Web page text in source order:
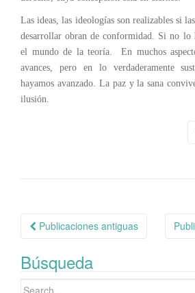
Las ideas, las ideologías son realizables si
desarrollar obran de conformidad. Si no lo
el mundo de la teoría. En muchos
avances, pero en lo verdaderamente
hayamos avanzado. La paz y la sana
ilusión.
Navegación
de
publicaciones
Publicaciones antiguas
Búsqueda
Search